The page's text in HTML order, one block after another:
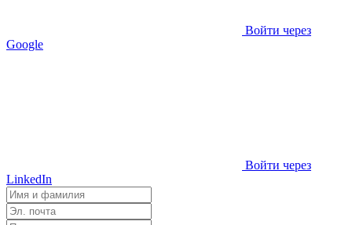
Войти через
Google
Войти через
LinkedIn